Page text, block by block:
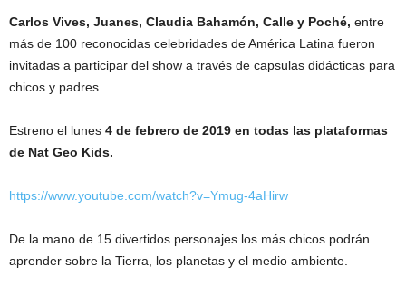
Carlos Vives, Juanes, Claudia Bahamón, Calle y Poché, entre
más de 100 reconocidas celebridades de América Latina fueron
invitadas a participar del show a través de capsulas didácticas para
chicos y padres.
Estreno el lunes 4 de febrero de 2019 en todas las plataformas
de Nat Geo Kids.
https://www.youtube.com/watch?v=Ymug-4aHirw
De la mano de 15 divertidos personajes los más chicos podrán
aprender sobre la Tierra, los planetas y el medio ambiente.